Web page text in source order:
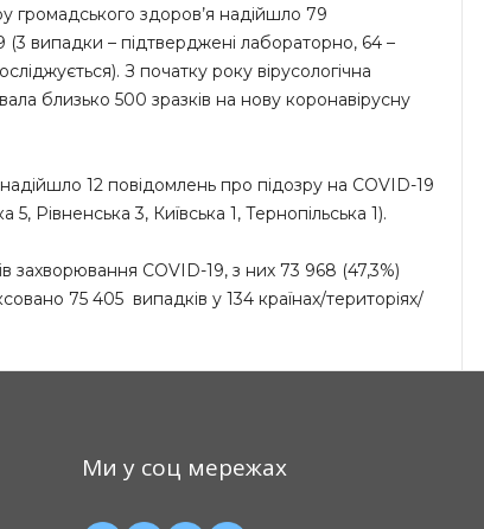
громадського здоров’я надійшло 79
(3 випадки – підтверджені лабораторно, 64 –
З початку року вірусологічна
близько 500 зразків на нову коронавірусну
12 повідомлень про підозру на COVID-19
Рівненська 3, Київська 1, Тернопільська 1).
захворювання COVID-19, з них 73 968 (47,3%)
75 405 випадків у 134 країнах/територіях/
Ми у соц мережах